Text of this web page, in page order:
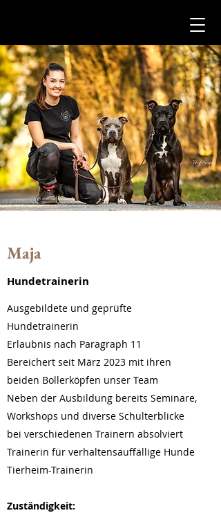
Maja
Hundetrainerin
Ausgebildete und geprüfte
Hundetrainerin
Erlaubnis nach Paragraph 11
Bereichert seit März 2023 mit ihren
beiden Bollerköpfen unser Team
Neben der Ausbildung bereits Seminare,
Workshops und diverse Schulterblicke
bei verschiedenen Trainern absolviert
Trainerin für verhaltensauffällige Hunde
Tierheim-Trainerin
Zuständigkeit: